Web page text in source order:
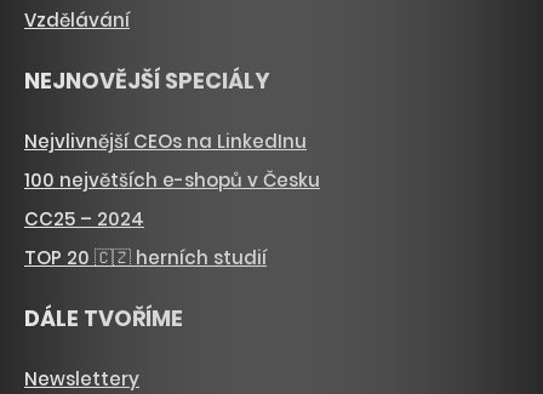
Vzdělávání
NEJNOVĚJŠÍ SPECIÁLY
Nejvlivnější CEOs na LinkedInu
100 největších e-shopů v Česku
CC25 – 2024
TOP 20 🇨🇿 herních studií
DÁLE TVOŘÍME
Newslettery